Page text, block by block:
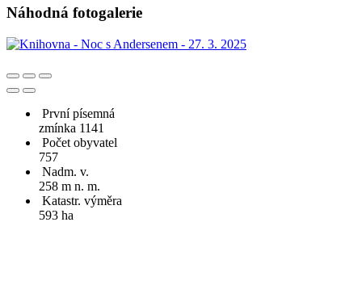
Náhodná fotogalerie
První písemná
zmínka 1141
Počet obyvatel
757
Nadm. v.
258 m n. m.
Katastr. výměra
593 ha